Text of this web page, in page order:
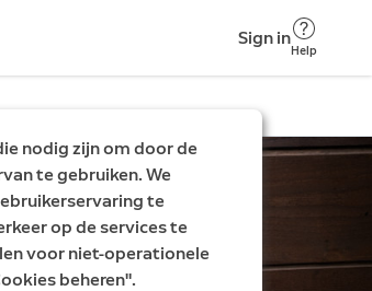
Sign in
Help
nodig zijn om door de
te gebruiken. We
te
op de services te
voor niet-operationele
beheren".